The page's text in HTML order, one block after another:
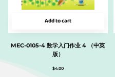
Add to cart
MEC-0105-4 数学入门作业 4 （中英
版）
$4.00